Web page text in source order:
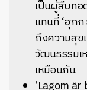
เป็นผู้สืบท
แทนที่ ‘ฮุก
ถึงความสุข
วัฒนธรรมเ
เหมือนกัน
‘Lagom